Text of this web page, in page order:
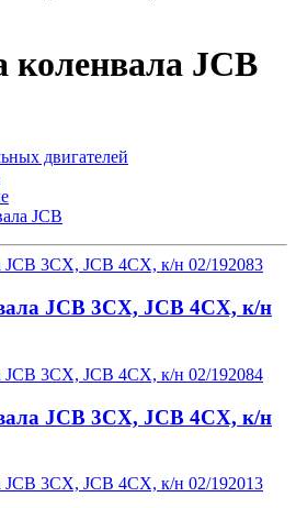
коленвала JCB
двигателей
JCB
JCB 3CX, JCB 4CX, к/н
JCB 3CX, JCB 4CX, к/н